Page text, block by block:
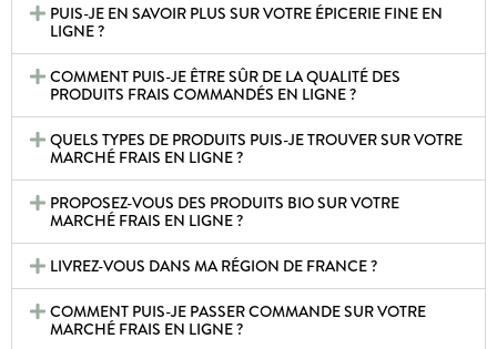
PUIS-JE EN SAVOIR PLUS SUR VOTRE ÉPICERIE FINE EN
LIGNE ?
COMMENT PUIS-JE ÊTRE SÛR DE LA QUALITÉ DES
PRODUITS FRAIS COMMANDÉS EN LIGNE ?
QUELS TYPES DE PRODUITS PUIS-JE TROUVER SUR VOTRE
MARCHÉ FRAIS EN LIGNE ?
PROPOSEZ-VOUS DES PRODUITS BIO SUR VOTRE
MARCHÉ FRAIS EN LIGNE ?
LIVREZ-VOUS DANS MA RÉGION DE FRANCE ?
COMMENT PUIS-JE PASSER COMMANDE SUR VOTRE
MARCHÉ FRAIS EN LIGNE ?